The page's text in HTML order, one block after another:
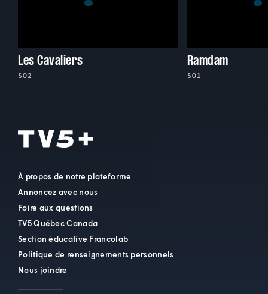
Les Cavaliers
S02
Ramdam
S01
À propos de notre plateforme
Annoncez avec nous
Foire aux questions
TV5 Québec Canada
Section éducative Francolab
Politique de renseignements personnels
Nous joindre